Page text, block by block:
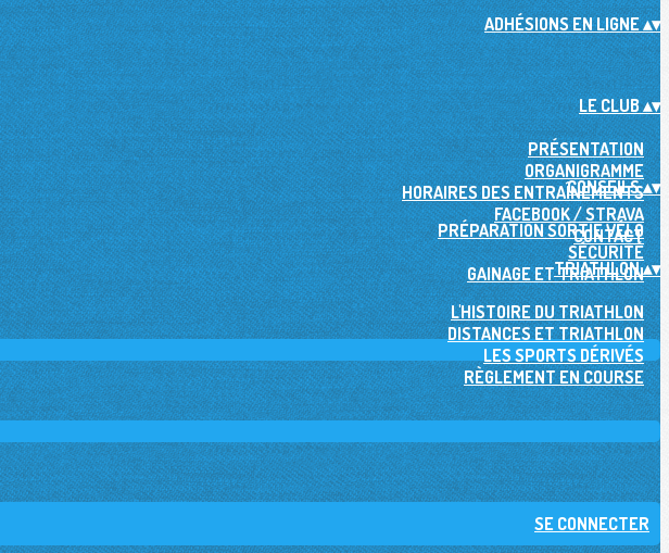
ADHÉSIONS EN LIGNE▴▾
LE CLUB▴▾
PRÉSENTATION
ORGANIGRAMME
HORAIRES DES ENTRAÎNEMENTS
FACEBOOK / STRAVA
CONTACT
CONSEILS▴▾
PRÉPARATION SORTIE VÉLO
SÉCURITÉ
GAINAGE ET TRIATHLON
TRIATHLON▴▾
L'HISTOIRE DU TRIATHLON
DISTANCES ET TRIATHLON
LES SPORTS DÉRIVÉS
RÈGLEMENT EN COURSE
SE CONNECTER